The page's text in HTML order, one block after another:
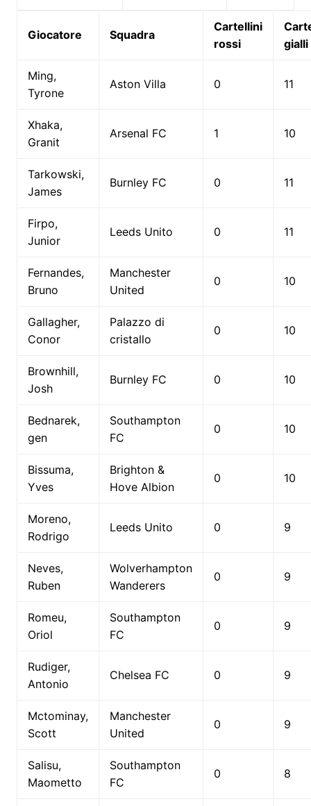
Giocatore Squadra
Cartellini
rossi
gialli
Ming,
Tyrone
Aston Villa 0 11
Xhaka,
Granit
Arsenal FC 1 10
Tarkowski,
James
Burnley FC 0 11
Firpo,
Junior
Leeds Unito 0 11
Fernandes,
Bruno
Manchester
United
0 10
Gallagher,
Conor
Palazzo di
cristallo
0 10
Brownhill,
Josh
Burnley FC 0 10
Bednarek,
gen
Southampton
FC
0 10
Bissuma,
Yves
Brighton &
Hove Albion
0 10
Moreno,
Rodrigo
Leeds Unito 0 9
Neves,
Ruben
Wolverhampton
Wanderers
0 9
Romeu,
Oriol
Southampton
FC
0 9
Rudiger,
Antonio
Chelsea FC 0 9
Mctominay,
Scott
Manchester
United
0 9
Salisu,
Maometto
Southampton
FC
0 8